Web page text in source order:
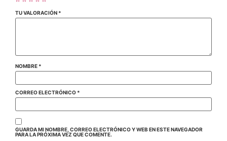
TU VALORACIÓN *
NOMBRE *
CORREO ELECTRÓNICO *
GUARDA MI NOMBRE, CORREO ELECTRÓNICO Y WEB EN ESTE NAVEGADOR
PARA LA PRÓXIMA VEZ QUE COMENTE.